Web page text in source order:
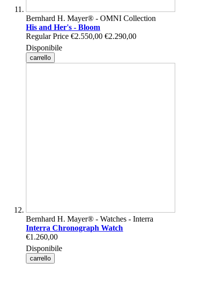
Bernhard H. Mayer® - OMNI Collection
His and Her's - Bloom
Regular Price €2.550,00 €2.290,00
Disponibile
carrello
Bernhard H. Mayer® - Watches - Interra
Interra Chronograph Watch
€1.260,00
Disponibile
carrello